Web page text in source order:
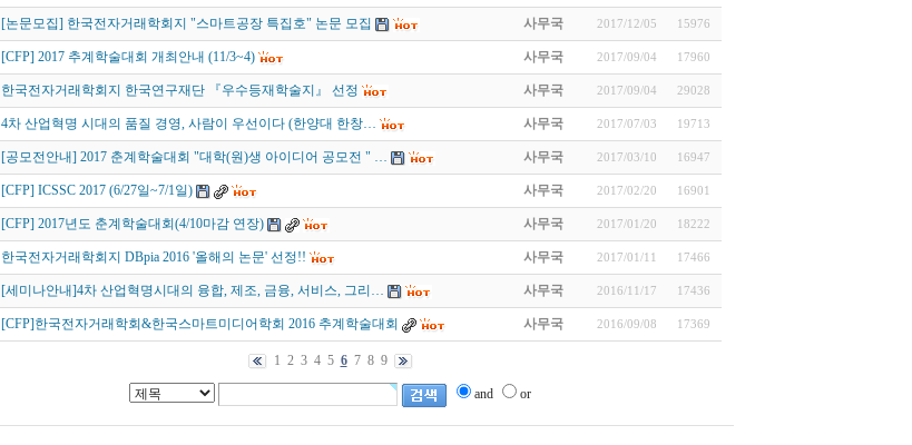
[논문모집] 한국전자거래학회지 "스마트공장 특집호" 논문 모집 사무국 2017/12/05 15976
[CFP] 2017 추계학술대회 개최안내 (11/3~4) 사무국 2017/09/04 17960
한국전자거래학회지 한국연구재단 『우수등재학술지』 선정 사무국 2017/09/04 29028
4차 산업혁명 시대의 품질 경영, 사람이 우선이다 (한양대 한창… 사무국 2017/07/03 19713
[공모전안내] 2017 춘계학술대회 "대학(원)생 아이디어 공모전 " … 사무국 2017/03/10 16947
[CFP] ICSSC 2017 (6/27일~7/1일) 사무국 2017/02/20 16901
[CFP] 2017년도 춘계학술대회(4/10마감 연장) 사무국 2017/01/20 18222
한국전자거래학회지 DBpia 2016 '올해의 논문' 선정!! 사무국 2017/01/11 17466
[세미나안내]4차 산업혁명시대의 융합, 제조, 금융, 서비스, 그리… 사무국 2016/11/17 17436
[CFP]한국전자거래학회&한국스마트미디어학회 2016 추계학술대회 사무국 2016/09/08 17369
1 2 3 4 5 6 7 8 9
and or